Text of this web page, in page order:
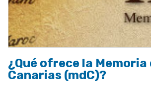
¿Qué ofrece la
Canarias (mdC)?